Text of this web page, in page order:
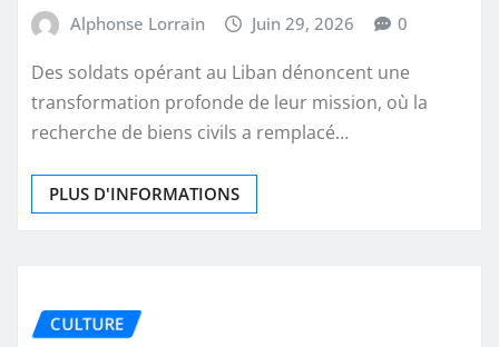
Alphonse Lorrain Juin 29, 2026 0
Des soldats opérant au Liban dénoncent une
transformation profonde de leur mission, où la
recherche de biens civils a remplacé…
PLUS D'INFORMATIONS
CULTURE